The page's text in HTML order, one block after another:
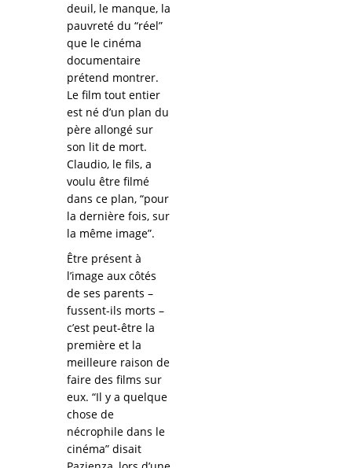
deuil, le manque, la
pauvreté du “réel”
que le cinéma
documentaire
prétend montrer.
Le film tout entier
est né d’un plan du
père allongé sur
son lit de mort.
Claudio, le fils, a
voulu être filmé
dans ce plan, “pour
la dernière fois, sur
la même image”.
Être présent à
l’image aux côtés
de ses parents –
fussent-ils morts –
c’est peut-être la
première et la
meilleure raison de
faire des films sur
eux. “Il y a quelque
chose de
nécrophile dans le
cinéma” disait